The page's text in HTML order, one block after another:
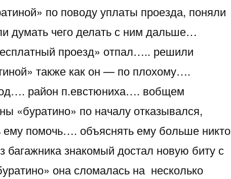
по поводу уплаты проезда, поняли
думать чего делать с ним дальше…
проезд» отпал….. решили
также как он — по плохому….
район п.евстюниха…. вобщем
«буратино» по началу отказывался,
помочь…. объяснять ему больше никто
багажника знакомый достал новую биту с
она сломалась на несколько